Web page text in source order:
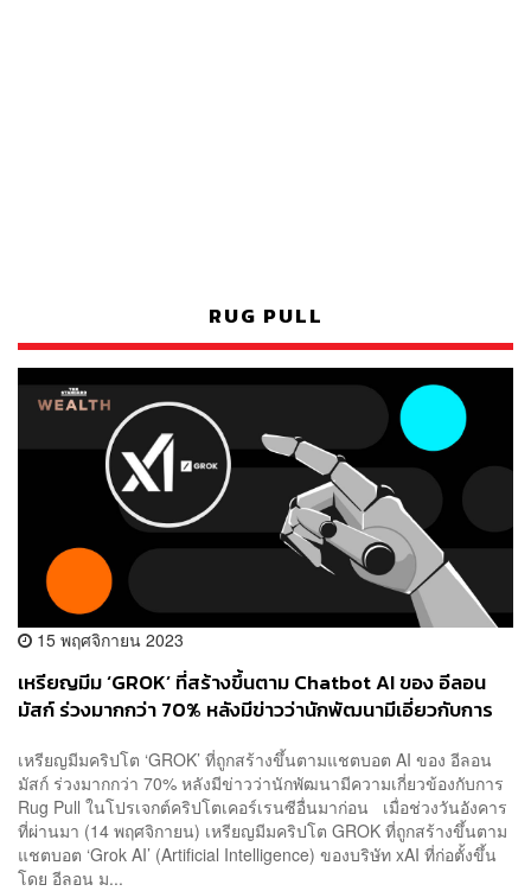
RUG PULL
15 พฤศจิกายน 2023
เหรียญมีม ‘GROK’ ที่สร้างขึ้นตาม Chatbot AI ของ อีลอน
มัสก์ ร่วงมากกว่า 70% หลังมีข่าวว่านักพัฒนามีเอี่ยวกับการ
เหรียญมีมคริปโต ‘GROK’ ที่ถูกสร้างขึ้นตามแชตบอต AI ของ อีลอน
มัสก์ ร่วงมากกว่า 70% หลังมีข่าวว่านักพัฒนามีความเกี่ยวข้องกับการ
Rug Pull ในโปรเจกต์คริปโตเคอร์เรนซีอื่นมาก่อน เมื่อช่วงวันอังคาร
ที่ผ่านมา (14 พฤศจิกายน) เหรียญมีมคริปโต GROK ที่ถูกสร้างขึ้นตาม
แชตบอต ‘Grok AI’ (Artificial Intelligence) ของบริษัท xAI ที่ก่อตั้งขึ้น
โดย อีลอน ม...